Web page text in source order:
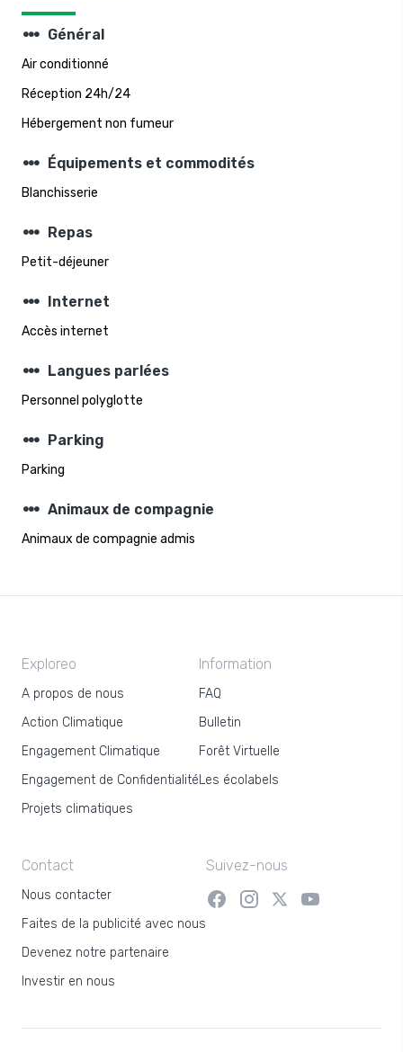
steppers Général
Air conditionné
Réception 24h/24
Hébergement non fumeur
steppers Équipements et commodités
Blanchisserie
steppers Repas
Petit-déjeuner
steppers Internet
Accès internet
steppers Langues parlées
Personnel polyglotte
steppers Parking
Parking
steppers Animaux de compagnie
Animaux de compagnie admis
Exploreo
A propos de nous
Action Climatique
Engagement Climatique
Engagement de Confidentialité
Projets climatiques
Information
FAQ
Bulletin
Forêt Virtuelle
Les écolabels
Contact
Nous contacter
Faites de la publicité avec nous
Devenez notre partenaire
Investir en nous
Suivez-nous